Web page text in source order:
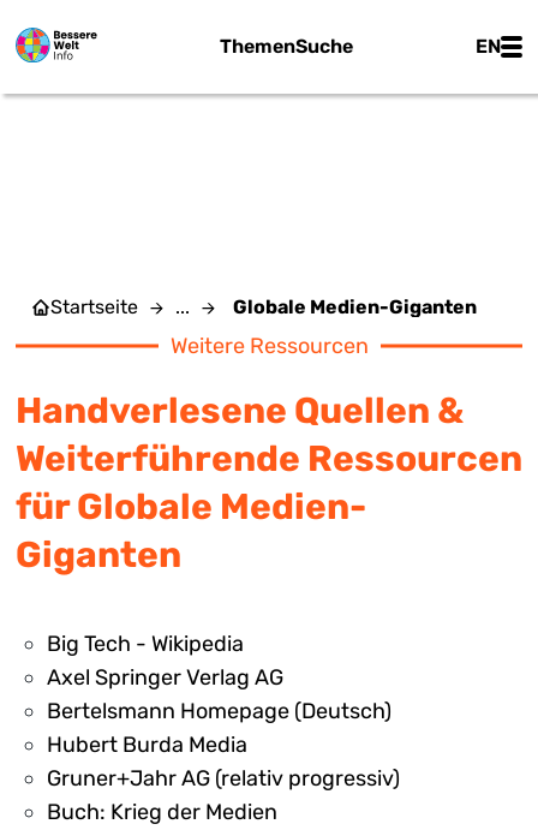
ThemenSuche EN
Startseite ... Globale Medien-Giganten
Weitere Ressourcen
Handverlesene Quellen &
Weiterführende Ressourcen
für Globale Medien-
Giganten
Big Tech - Wikipedia
Axel Springer Verlag AG
Bertelsmann Homepage (Deutsch)
Hubert Burda Media
Gruner+Jahr AG (relativ progressiv)
Buch: Krieg der Medien